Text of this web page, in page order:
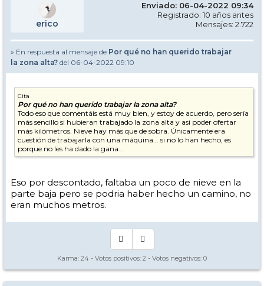
erico
Enviado: 06-04-2022 09:34
Registrado: 10 años antes
Mensajes: 2.722
» En respuesta al mensaje de Por qué no han querido trabajar
la zona alta? del 06-04-2022 09:10
Cita
Por qué no han querido trabajar la zona alta?
Todo eso que comentáis está muy bien, y estoy de acuerdo, pero sería
más sencillo si hubieran trabajado la zona alta y asi poder ofertar
más kilómetros. Nieve hay más que de sobra. Únicamente era
cuestión de trabajarla con una máquina... si no lo han hecho, es
porque no les ha dado la gana...
Eso por descontado, faltaba un poco de nieve en la
parte baja pero se podria haber hecho un camino, no
eran muchos metros.
Karma: 24 - Votos positivos: 2 - Votos negativos: 0